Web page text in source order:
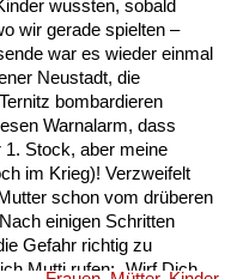
wussten, sobald
wir gerade spielten –
war es wieder einmal
Neustadt, die
bombardieren
Warnalarm, dass
1. Stock, aber meine
im Krieg)! Verzweifelt
schon vom drüberen
einigen Schritten
Gefahr richtig zu
Mutti rufen: „Wirf Dich